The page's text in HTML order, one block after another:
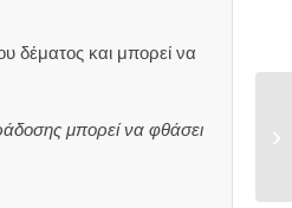
δέματος και μπορεί να
μπορεί να φθάσει